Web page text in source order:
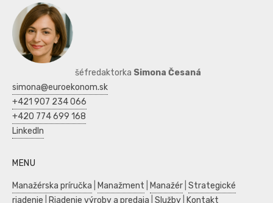
šéfredaktorka Simona Česaná
simona@euroekonom.sk
+421 907 234 066
+420 774 699 168
LinkedIn
MENU
Manažérska príručka Manažment Manažér Strategické
riadenie
Riadenie výroby a predaja Služby Kontakt